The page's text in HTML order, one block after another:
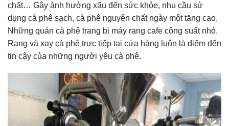
chất… Gây ảnh hưởng xấu đến sức khỏe, nhu cầu sử
dụng cà phê sạch, cà phê nguyên chất ngày một tăng cao.
Những quán cà phê trang bị máy rang cafe công suất nhỏ.
Rang và xay cà phê trực tiếp tại cửa hàng luôn là điểm đến
tin cậy của những người yêu cà phê.